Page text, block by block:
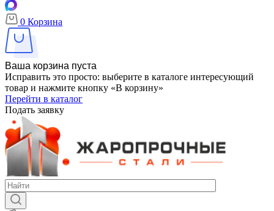
0 Корзина
Ваша корзина пуста
Исправить это просто: выберите в каталоге интересующий
товар и нажмите кнопку «В корзину»
Перейти в каталог
Подать заявку